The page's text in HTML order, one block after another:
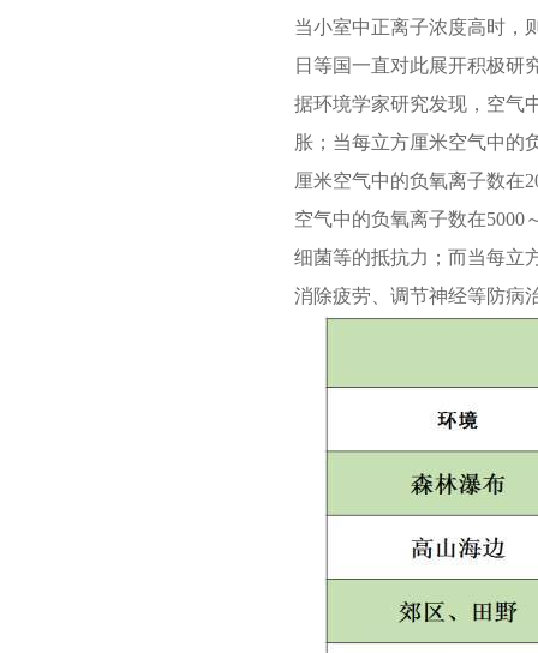
当小室中正离子浓度高时，
日等国一直对此展开积极研
据环境学家研究发现，空气
胀；当每立方厘米空气中的
厘米空气中的负氧离子数在
空气中的负氧离子数在5000
细菌等的抵抗力；而当每立
消除疲劳、调节神经等防病